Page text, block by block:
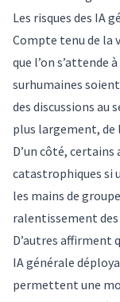
Les risques des IA
Compte tenu de la
que l’on s’attende
surhumaines
des discussions au
plus largement, de
D’un côté,
catastrophiques si
les mains de
ralentissement
D’autres affirment
IA générale
permettent une